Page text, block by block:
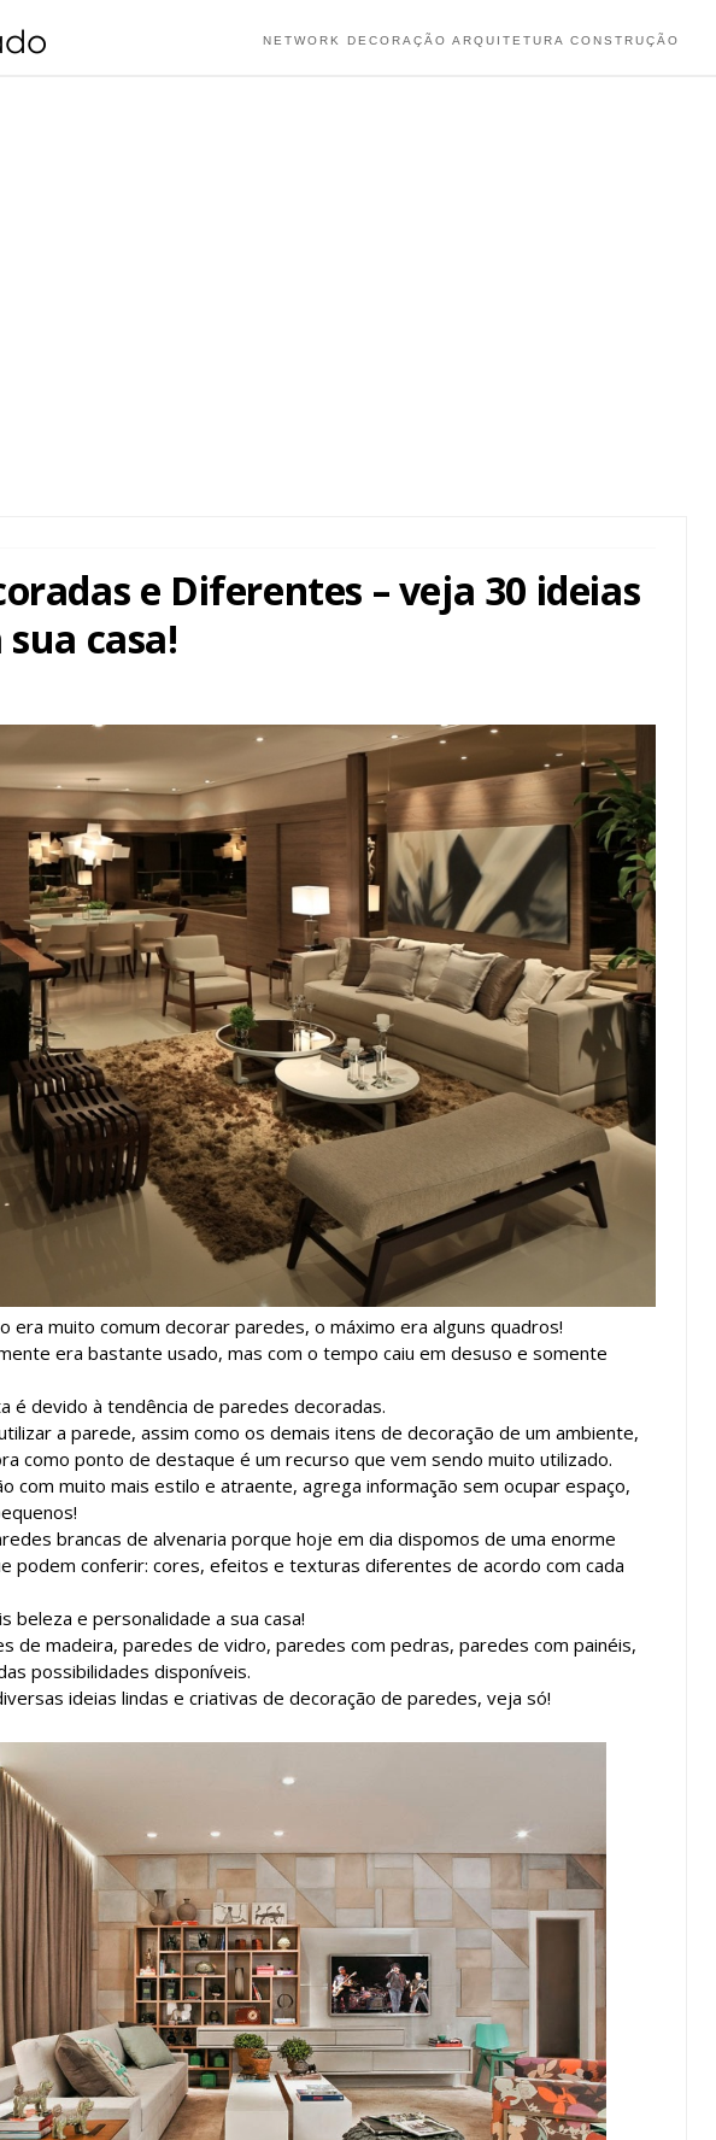
NETWORK DECORAÇÃO ARQUITETURA CONSTRUÇÃO
e Diferentes – veja 30 ideias
casa!
era muito comum decorar paredes, o máximo era alguns quadros!
era bastante usado, mas com o tempo caiu em desuso e somente
é devido à tendência de paredes decoradas.
a parede, assim como os demais itens de decoração de um ambiente,
como ponto de destaque é um recurso que vem sendo muito utilizado.
com muito mais estilo e atraente, agrega informação sem ocupar espaço,
brancas de alvenaria porque hoje em dia dispomos de uma enorme
podem conferir: cores, efeitos e texturas diferentes de acordo com cada
beleza e personalidade a sua casa!
de madeira, paredes de vidro, paredes com pedras, paredes com painéis,
possibilidades disponíveis.
ideias lindas e criativas de decoração de paredes, veja só!